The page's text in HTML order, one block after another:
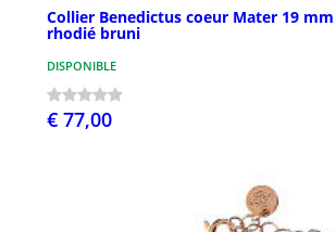
Collier Benedictus coeur Mater 19
rhodié bruni
DISPONIBLE
€ 77,00